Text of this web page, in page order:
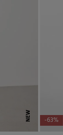
NEW -63%